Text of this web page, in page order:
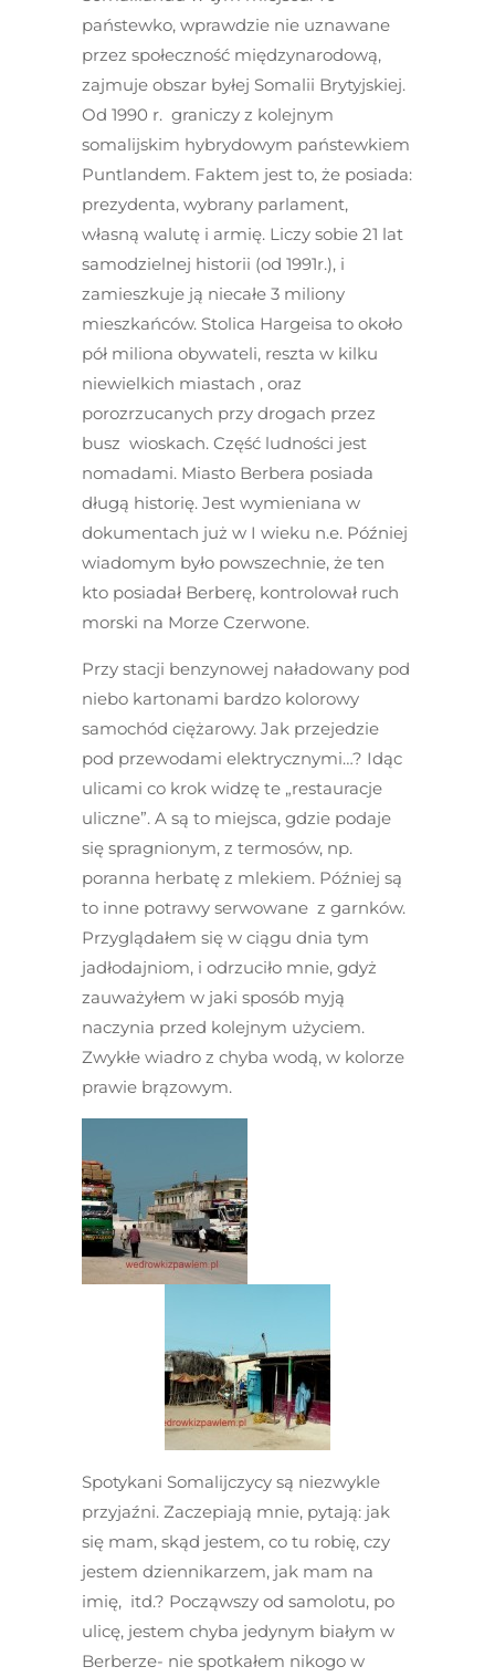
państewko, wprawdzie nie uznawane
przez społeczność międzynarodową,
zajmuje obszar byłej Somalii Brytyjskiej.
Od 1990 r. graniczy z kolejnym
somalijskim hybrydowym państewkiem
Puntlandem. Faktem jest to, że posiada:
prezydenta, wybrany parlament,
własną walutę i armię. Liczy sobie 21 lat
samodzielnej historii (od 1991r.), i
zamieszkuje ją niecałe 3 miliony
mieszkańców. Stolica Hargeisa to około
pół miliona obywateli, reszta w kilku
niewielkich miastach , oraz
porozrzucanych przy drogach przez
busz wioskach. Część ludności jest
nomadami. Miasto Berbera posiada
długą historię. Jest wymieniana w
dokumentach już w I wieku n.e. Później
wiadomym było powszechnie, że ten
kto posiadał Berberę, kontrolował ruch
morski na Morze Czerwone.
Przy stacji benzynowej naładowany pod
niebo kartonami bardzo kolorowy
samochód ciężarowy. Jak przejedzie
pod przewodami elektrycznymi…? Idąc
ulicami co krok widzę te „restauracje
uliczne”. A są to miejsca, gdzie podaje
się spragnionym, z termosów, np.
poranna herbatę z mlekiem. Później są
to inne potrawy serwowane z garnków.
Przyglądałem się w ciągu dnia tym
jadłodajniom, i odrzuciło mnie, gdyż
zauważyłem w jaki sposób myją
naczynia przed kolejnym użyciem.
Zwykłe wiadro z chyba wodą, w kolorze
prawie brązowym.
Spotykani Somalijczycy są niezwykle
przyjaźni. Zaczepiają mnie, pytają: jak
się mam, skąd jestem, co tu robię, czy
jestem dziennikarzem, jak mam na
imię, itd.? Począwszy od samolotu, po
ulicę, jestem chyba jedynym białym w
Berberze- nie spotkałem nikogo w